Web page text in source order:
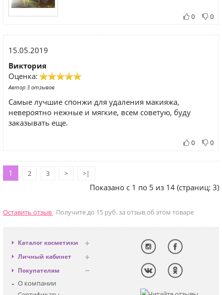
0 0
15.05.2019
Виктория
Оценка:
Автор 3 отзывов
Самые лучшие спонжи для удаления макияжа,
невероятно нежные и мягкие, всем советую, буду
заказывать еще.
0 0
1 2 3 > >|
Показано с 1 по 5 из 14 (страниц: 3)
Оставить отзыв Получите до 15 руб. за отзыв об этом товаре
Каталог косметики
Антивозрастная
Декоративная
Личный кабинет
Вход
Регистрация
Покупателям
О компании